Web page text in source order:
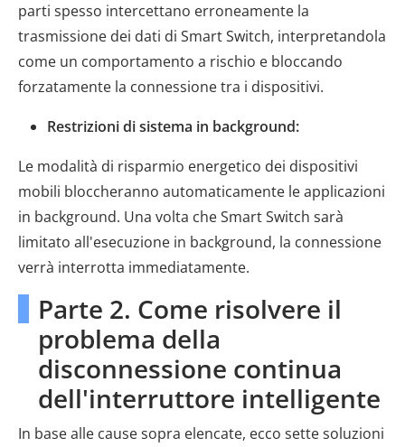
parti spesso intercettano erroneamente la
trasmissione dei dati di Smart Switch, interpretandola
come un comportamento a rischio e bloccando
forzatamente la connessione tra i dispositivi.
Restrizioni di sistema in background:
Le modalità di risparmio energetico dei dispositivi
mobili bloccheranno automaticamente le applicazioni
in background. Una volta che Smart Switch sarà
limitato all'esecuzione in background, la connessione
verrà interrotta immediatamente.
Parte 2. Come risolvere il
problema della
disconnessione continua
dell'interruttore intelligente
In base alle cause sopra elencate, ecco sette soluzioni